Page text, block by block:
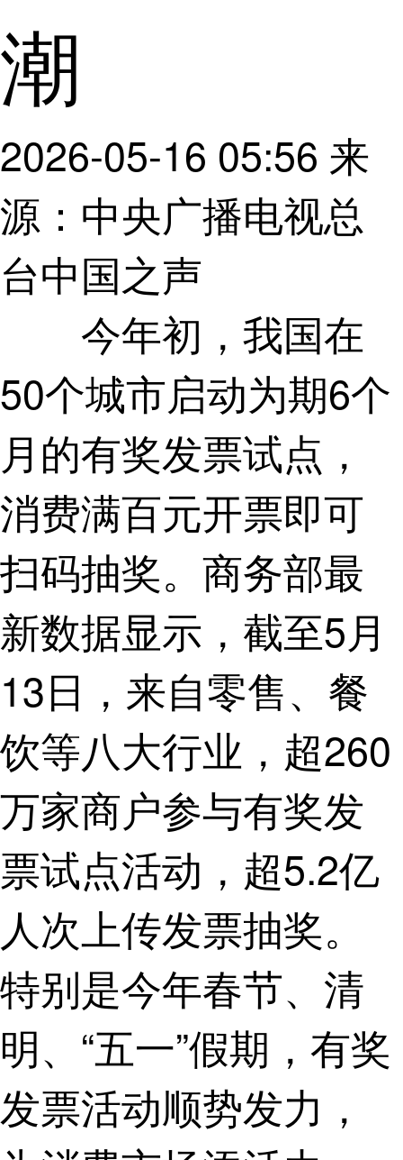
潮
2026-05-16 05:56 来
源：中央广播电视总
台中国之声
今年初，我国在
50个城市启动为期6个
月的有奖发票试点，
消费满百元开票即可
扫码抽奖。商务部最
新数据显示，截至5月
13日，来自零售、餐
饮等八大行业，超260
万家商户参与有奖发
票试点活动，超5.2亿
人次上传发票抽奖。
特别是今年春节、清
明、“五一”假期，有奖
发票活动顺势发力，